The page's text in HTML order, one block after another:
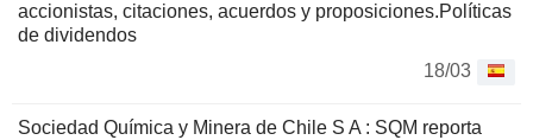
accionistas, citaciones, acuerdos y proposiciones.Políticas
de dividendos
18/03
Sociedad Química y Minera de Chile S A : SQM reporta